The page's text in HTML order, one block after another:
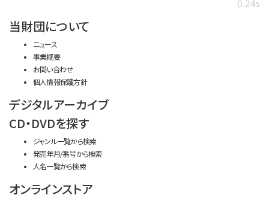
0.24s
当財団について
ニュース
事業概要
お問い合わせ
個人情報保護方針
デジタルアーカイブ
CD・DVDを探す
ジャンル一覧から検索
発売年月/番号から検索
人名一覧から検索
オンラインストア